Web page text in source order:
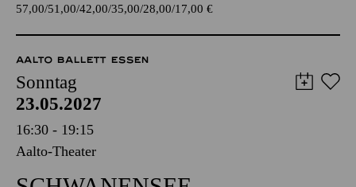
57,00 51,00 42,00 35,00 28,00 17,00 €
AALTO BALLETT ESSEN
Sonntag
23.05.2027
16:30 - 19:15
Aalto-Theater